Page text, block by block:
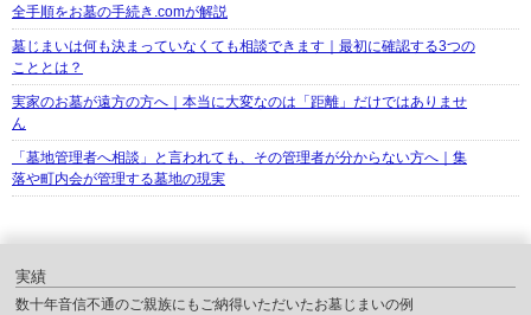
全手順をお墓の手続き.comが解説
墓じまいは何も決まっていなくても相談できます｜最初に確認する3つの
こととは？
実家のお墓が遠方の方へ｜本当に大変なのは「距離」だけではありませ
ん
「墓地管理者へ相談」と言われても、その管理者が分からない方へ｜集
落や町内会が管理する墓地の現実
実績
数十年音信不通のご親族にもご納得いただいたお墓じまいの例